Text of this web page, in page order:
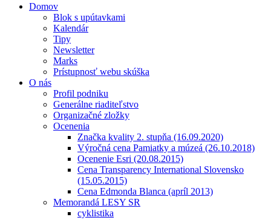
Domov
Blok s upútavkami
Kalendár
Tipy
Newsletter
Marks
Prístupnosť webu skúška
O nás
Profil podniku
Generálne riaditeľstvo
Organizačné zložky
Ocenenia
Značka kvality 2. stupňa (16.09.2020)
Výročná cena Pamiatky a múzeá (26.10.2018)
Ocenenie Esri (20.08.2015)
Cena Transparency International Slovensko
(15.05.2015)
Cena Edmonda Blanca (apríl 2013)
Memorandá LESY SR
cyklistika